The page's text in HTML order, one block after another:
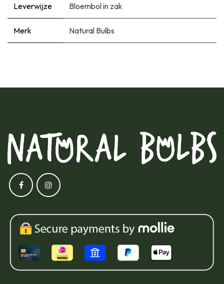
Leverwijze Bloembol in zak
Merk Natural Bulbs